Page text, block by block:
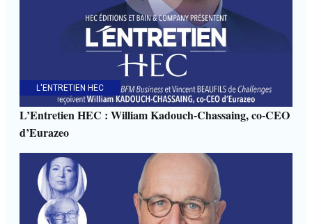
L'ENTRETIEN HEC
L’Entretien HEC : William Kadouch-Chassaing, co-CEO
d’Eurazeo